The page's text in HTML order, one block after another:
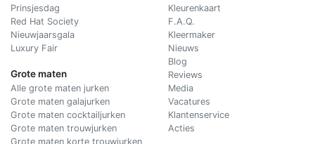
Prinsjesdag
Red Hat Society
Nieuwjaarsgala
Luxury Fair
Grote maten
Alle grote maten jurken
Grote maten galajurken
Grote maten cocktailjurken
Grote maten trouwjurken
Grote maten korte trouwjurken
Kleurenkaart
F.A.Q.
Kleermaker
Nieuws
Blog
Reviews
Media
Vacatures
Klantenservice
Acties